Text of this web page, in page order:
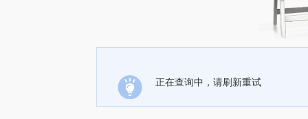
正在查询中，请刷新重试